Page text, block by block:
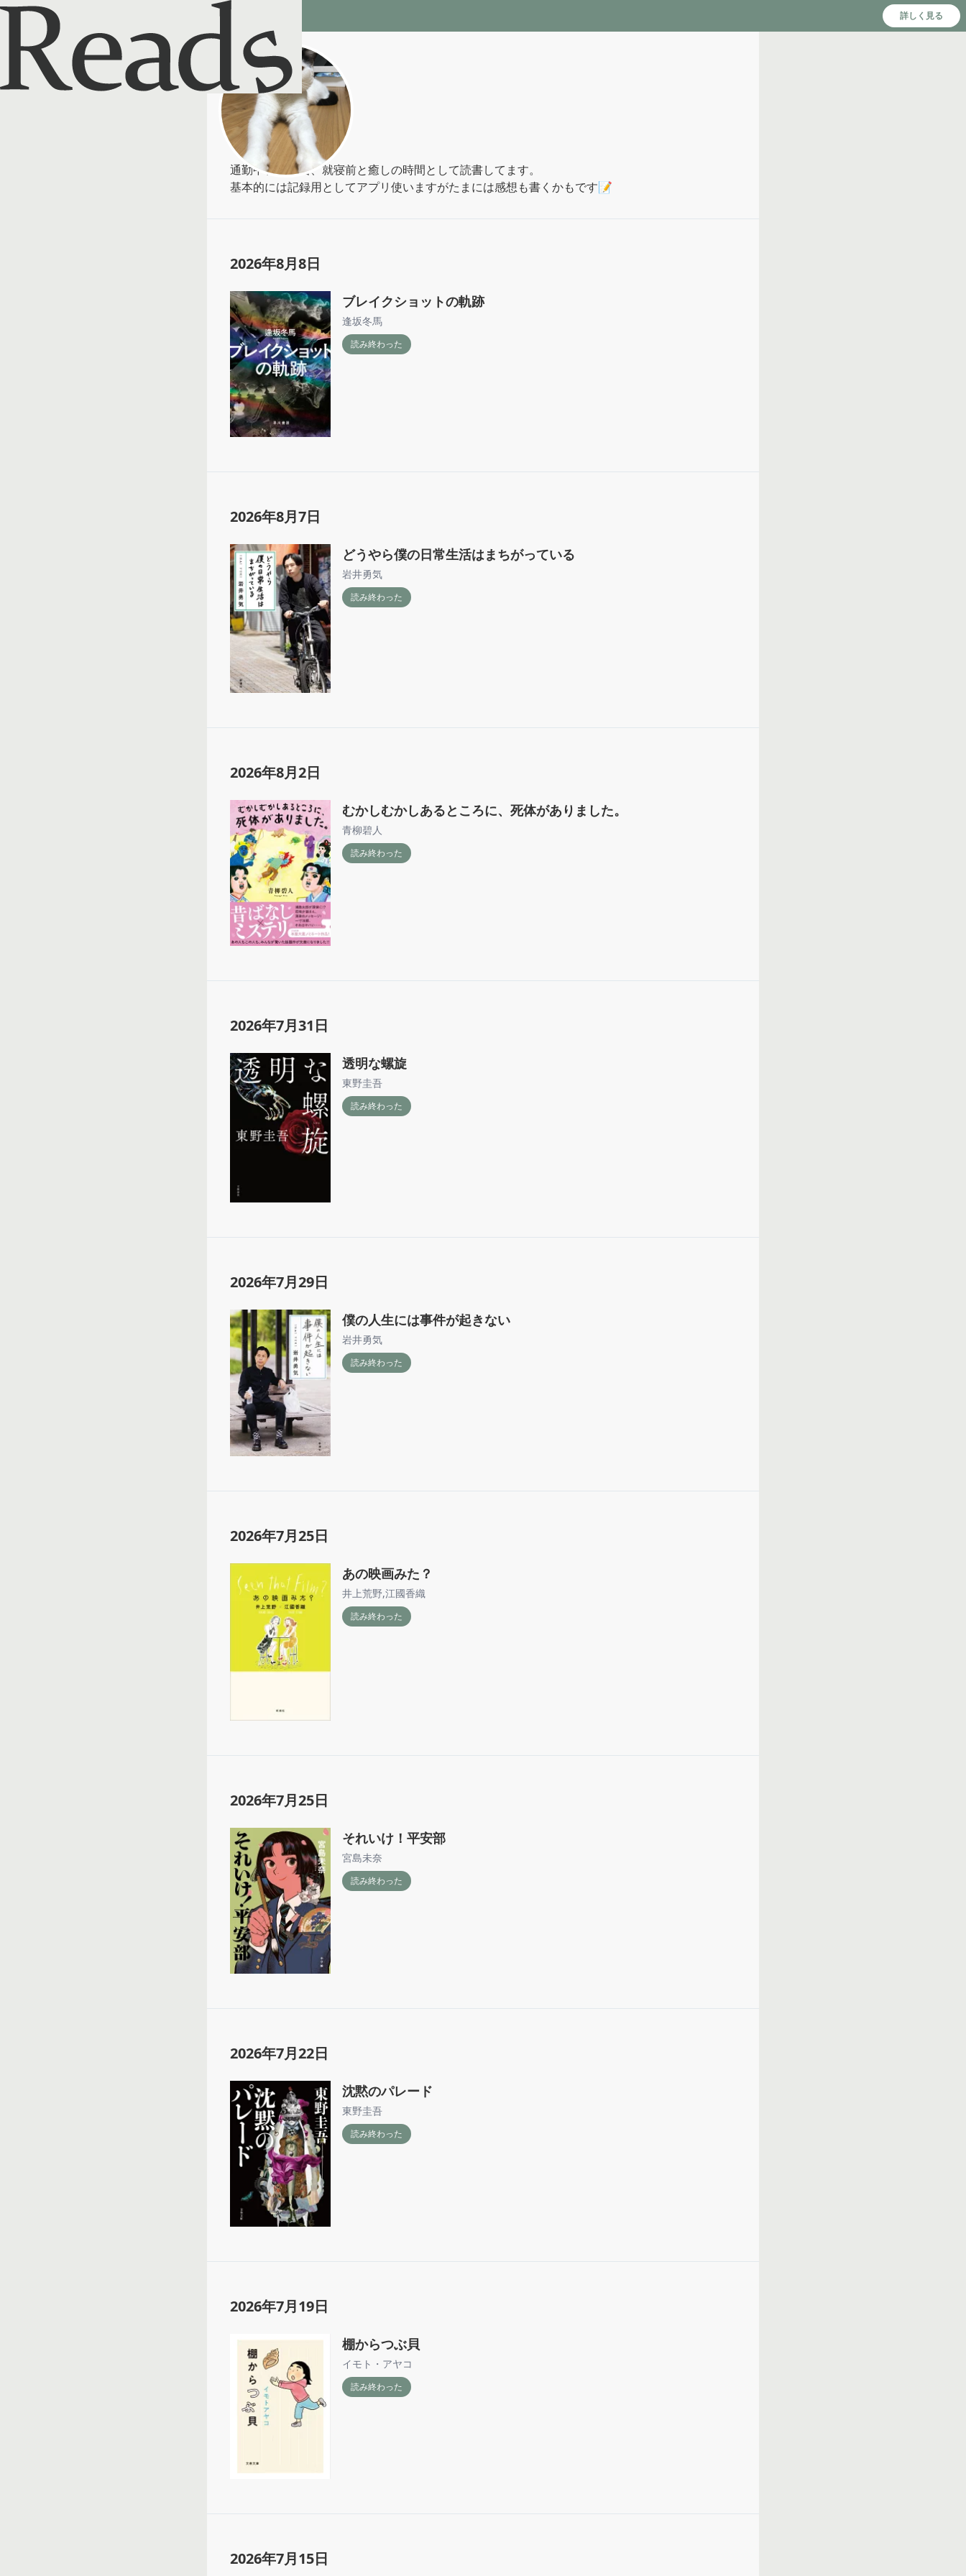
Reads - 読書のSNS＆記録アプリ 詳しく見る
ツカ吉
@
yuji0266
通勤中、お風呂、就寝前と癒しの時間として読書してます。
基本的には記録用としてアプリ使いますがたまには感想も書くかもです📝
2026年8月8日
ブレイクショットの軌跡
逢坂冬馬
読み終わった
2026年8月7日
どうやら僕の日常生活はまちがっている
岩井勇気
読み終わった
2026年8月2日
むかしむかしあるところに、死体がありました。
青柳碧人
読み終わった
2026年7月31日
透明な螺旋
東野圭吾
読み終わった
2026年7月29日
僕の人生には事件が起きない
岩井勇気
読み終わった
2026年7月25日
あの映画みた？
井上荒野,江國香織
読み終わった
2026年7月25日
それいけ！平安部
宮島未奈
読み終わった
2026年7月22日
沈黙のパレード
東野圭吾
読み終わった
2026年7月19日
棚からつぶ貝
イモト・アヤコ
読み終わった
2026年7月15日